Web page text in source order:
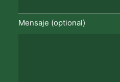
Mensaje (optional)